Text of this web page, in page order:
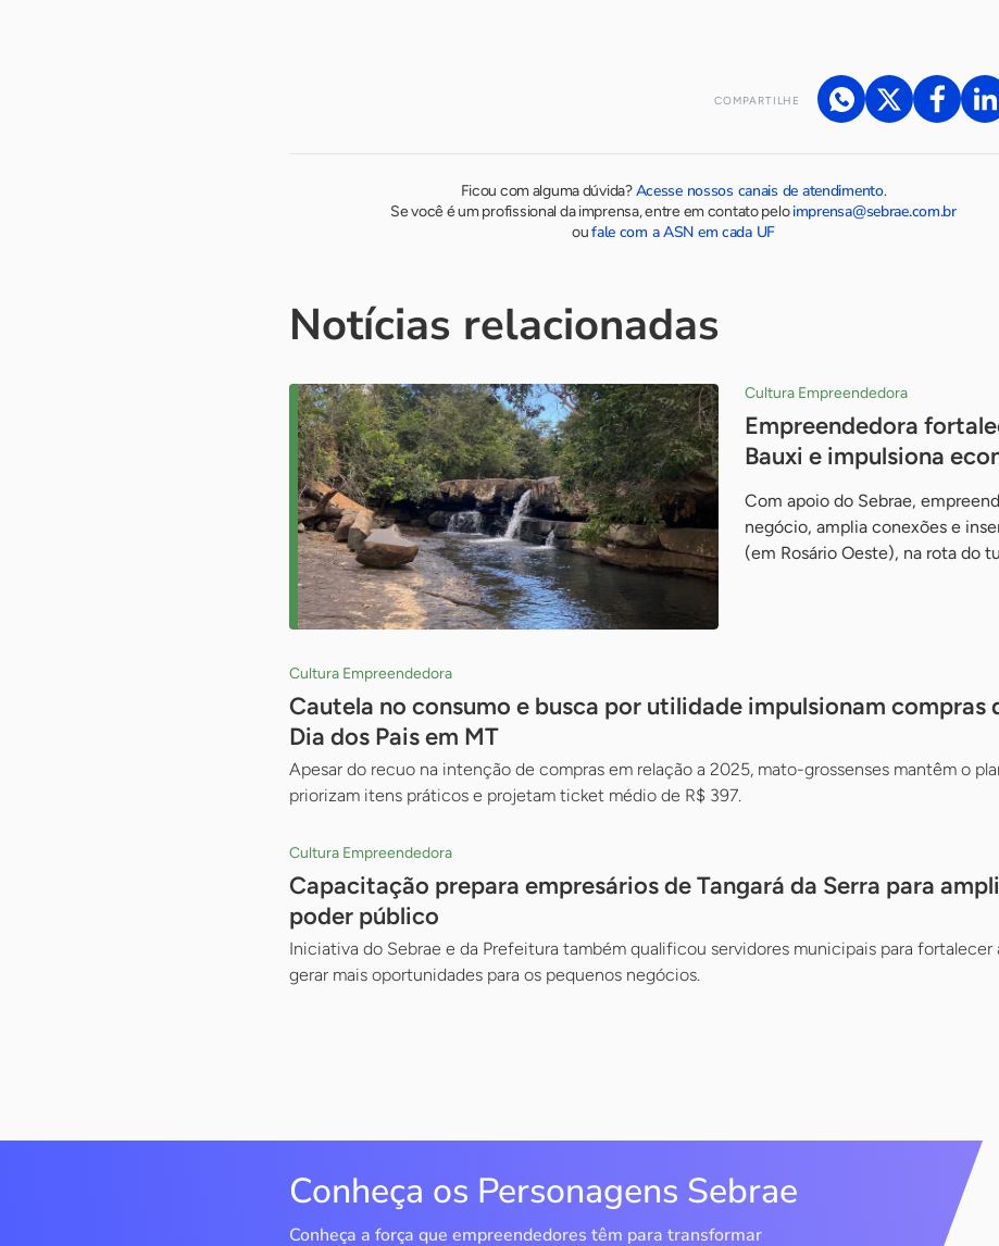
COMPARTILHE
Ficou com alguma dúvida?Acesse nossos canais de atendimento.
Se você é um profissional da imprensa, entre em contato peloimprensa@sebrae.com.br
oufale com a ASN em cada UF
Notícias relacionadas
Cultura Empreendedora
Empreendedora
Bauxi e impulsiona
Com apoio do Sebrae,
negócio, amplia conexões e
(em Rosário Oeste), na rota do
Cultura Empreendedora
Cautela no consumo e busca por utilidade impulsionam compras
Dia dos Pais em MT
Apesar do recuo na intenção de compras em relação a 2025, mato-grossenses mantêm o
priorizam itens práticos e projetam ticket médio de R$ 397.
Cultura Empreendedora
Capacitação prepara empresários de Tangará da Serra para
poder público
Iniciativa do Sebrae e da Prefeitura também qualificou servidores municipais para fortalecer
gerar mais oportunidades para os pequenos negócios.
Conheça os Personagens Sebrae
Conheça a força que empreendedores têm para transformar